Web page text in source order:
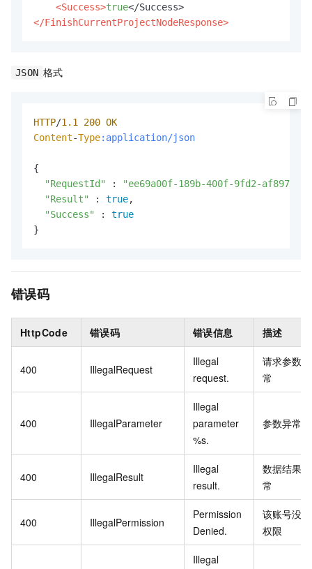
<Success>true
</FinishCurrentProjectNodeResponse>
JSON 格式
HTTP/1.1 200 OK
Content-Type:application/json
{
"RequestId"
:
"ee69a00f-189b-400f-9fd2-
"Result"
: true,
"Success"
: true
}
错误码
HttpCode 错误码 错误信息 描述
400 IllegalRequest
Illegal
request.
请求参数异
常
400 IllegalParameter
Illegal
parameter
%s.
参数异常
400 IllegalResult
Illegal
result.
数据结果异
常
400 IllegalPermission
Permission
Denied.
该账号没有
权限
Illegal